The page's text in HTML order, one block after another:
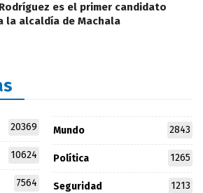
es el primer candidato
la alcaldía de Machala
20369
10624
7564
Mundo 2843
Política 1265
Seguridad 1213